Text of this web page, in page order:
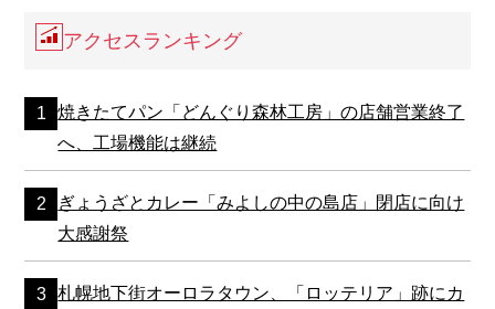
アクセスランキング
焼きたてパン「どんぐり森林工房」の店舗営業終了
へ、工場機能は継続
ぎょうざとカレー「みよしの中の島店」閉店に向け
大感謝祭
札幌地下街オーロラタウン、「ロッテリア」跡にカ